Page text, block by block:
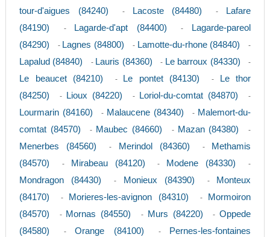
tour-d'aigues (84240)
- Lacoste (84480) -
Lafare
(84190)
- Lagarde-d'apt (84400) -
Lagarde-pareol
(84290)
- Lagnes (84800) - Lamotte-du-rhone (84840) -
Lapalud (84840) - Lauris (84360) - Le barroux (84330) -
Le beaucet (84210) - Le pontet (84130) -
Le thor
(84250)
- Lioux (84220) - Loriol-du-comtat (84870) -
Lourmarin (84160) - Malaucene (84340) - Malemort-du-
comtat (84570)
- Maubec (84660) - Mazan (84380) -
Menerbes (84560) - Merindol (84360) -
Methamis
(84570)
- Mirabeau (84120) - Modene (84330) -
Mondragon (84430) - Monieux (84390) -
Monteux
(84170)
- Morieres-les-avignon (84310) -
Mormoiron
(84570)
- Mornas (84550) - Murs (84220) -Oppede
(84580)
-Orange (84100) -
Pernes-les-fontaines